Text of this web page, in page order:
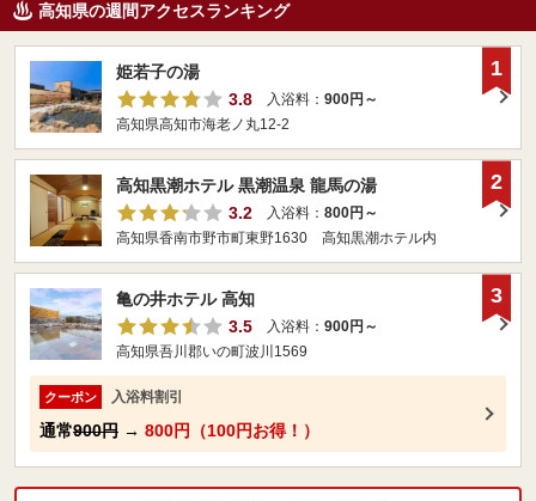
高知県の週間アクセスランキング
姫若子の湯
3.8
入浴料： 900円～
高知県高知市海老ノ丸12-2
1
高知黒潮ホテル 黒潮温泉 龍馬の湯
3.2
入浴料： 800円～
高知県香南市野市町東野1630 高知黒潮ホテル内
2
亀の井ホテル 高知
3.5
入浴料： 900円～
高知県吾川郡いの町波川1569
クーポン 入浴料割引
通常900円 → 800円（100円お得！）
3